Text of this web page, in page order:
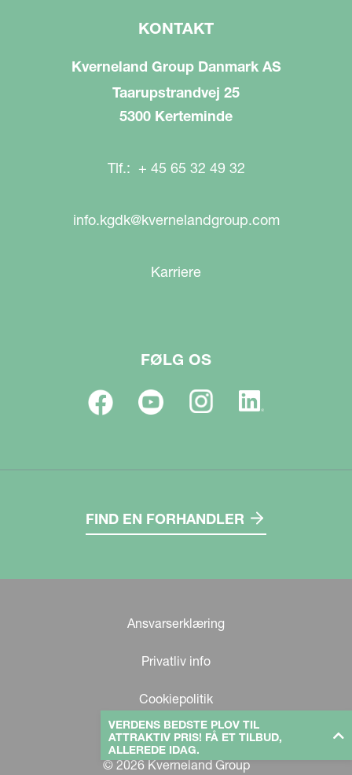
VERDENS BEDSTE PLOV TIL
ATTRAKTIV PRIS! FÅ ET TILBUD,
ALLEREDE IDAG.
KONTAKT
Kverneland Group Danmark AS
Taarupstrandvej 25
5300 Kerteminde
Tlf.: + 45 65 32 49 32
info.kgdk@kvernelandgroup.com
Karriere
FØLG OS
FIND EN FORHANDLER
Ansvarserklæring
Privatliv info
Cookiepolitik
© 2026 Kverneland Group